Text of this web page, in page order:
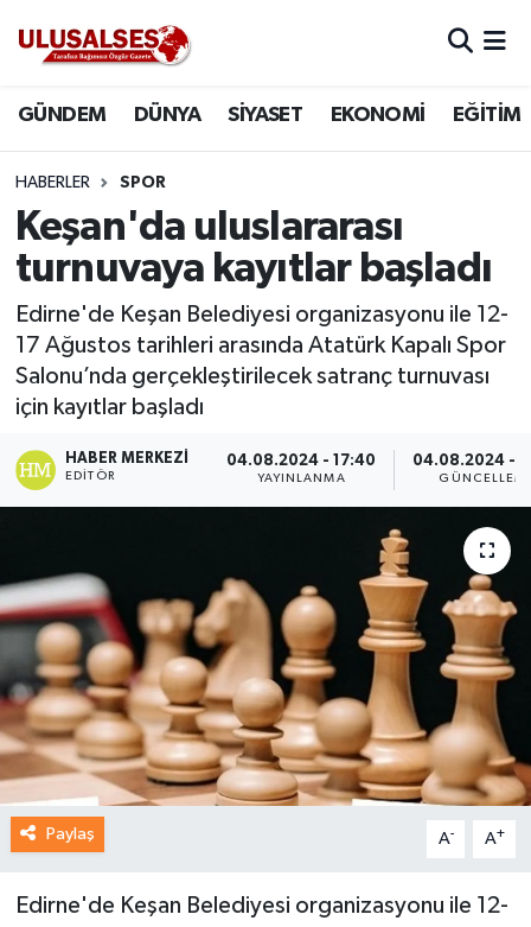
GÜNDEM DÜNYA SİYASET EKONOMİ EĞİTİM
HABERLER SPOR
Keşan'da uluslararası
turnuvaya kayıtlar başladı
Edirne'de Keşan Belediyesi organizasyonu ile 12-
17 Ağustos tarihleri arasında Atatürk Kapalı Spor
Salonu’nda gerçekleştirilecek satranç turnuvası
için kayıtlar başladı
HABER MERKEZI
EDITÖR
04.08.2024 - 17:40
YAYINLANMA
04.08.2024 -
Paylaş A- A+
Edirne'de Keşan Belediyesi organizasyonu ile 12-
DÜNYA
SİYASET
EKONOMİ
EĞİTİM
SAĞLIK
MAGAZİN
SPOR
Trafik Durumu
Süper Lig Puan Durumu ve Fikstür
Tüm Manşetler
Son Dakika Haberleri
Haber Arşivi